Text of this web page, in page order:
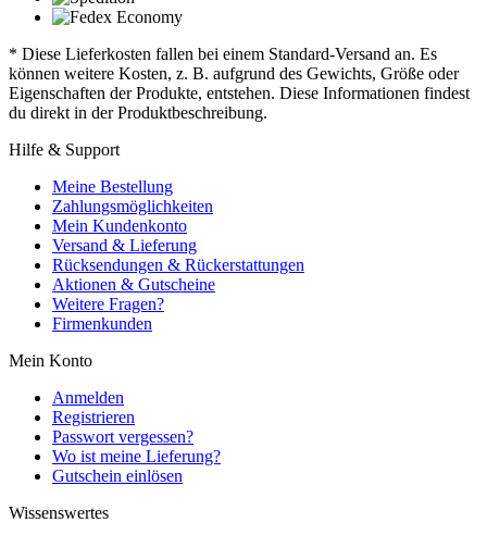
* Diese Lieferkosten fallen bei einem Standard-Versand an. Es
können weitere Kosten, z. B. aufgrund des Gewichts, Größe oder
Eigenschaften der Produkte, entstehen. Diese Informationen findest
du direkt in der Produktbeschreibung.
Hilfe & Support
Meine Bestellung
Zahlungsmöglichkeiten
Mein Kundenkonto
Versand & Lieferung
Rücksendungen & Rückerstattungen
Aktionen & Gutscheine
Weitere Fragen?
Firmenkunden
Mein Konto
Anmelden
Registrieren
Passwort vergessen?
Wo ist meine Lieferung?
Gutschein einlösen
Wissenswertes